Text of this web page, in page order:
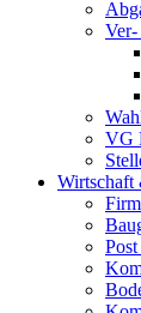
VG
Wirtschaft